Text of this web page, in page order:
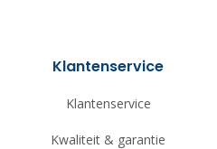
Klantenservice
Klantenservice
Kwaliteit & garantie